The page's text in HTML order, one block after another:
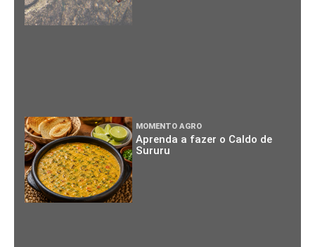
MOMENTO AGRO
Aprenda a fazer o Caldo de
Sururu